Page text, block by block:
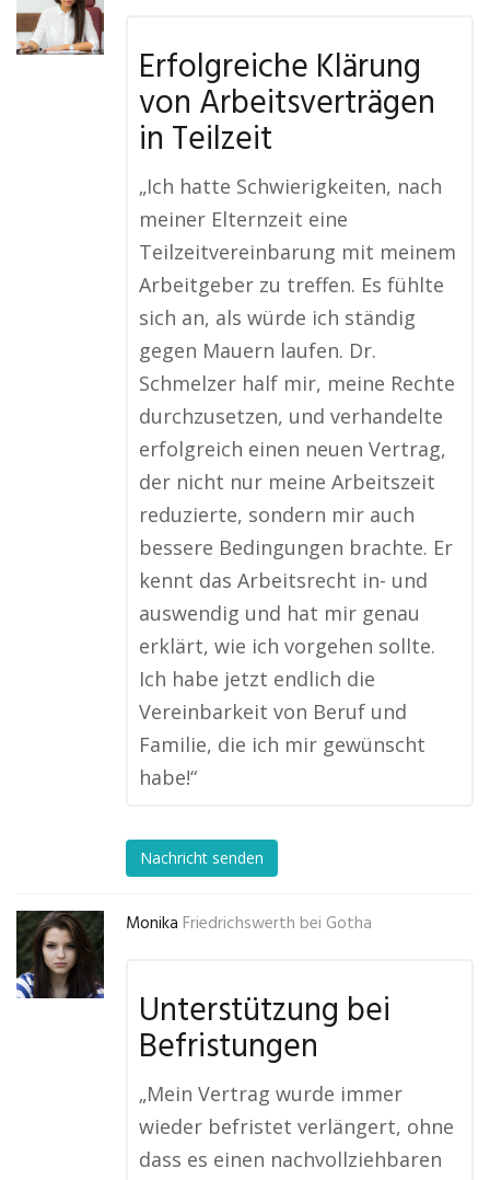
Erfolgreiche Klärung
von Arbeitsverträgen
in Teilzeit
„Ich hatte Schwierigkeiten, nach
meiner Elternzeit eine
Teilzeitvereinbarung mit meinem
Arbeitgeber zu treffen. Es fühlte
sich an, als würde ich ständig
gegen Mauern laufen. Dr.
Schmelzer half mir, meine Rechte
durchzusetzen, und verhandelte
erfolgreich einen neuen Vertrag,
der nicht nur meine Arbeitszeit
reduzierte, sondern mir auch
bessere Bedingungen brachte. Er
kennt das Arbeitsrecht in- und
auswendig und hat mir genau
erklärt, wie ich vorgehen sollte.
Ich habe jetzt endlich die
Vereinbarkeit von Beruf und
Familie, die ich mir gewünscht
habe!“
Nachricht senden
Monika Friedrichswerth bei Gotha
Unterstützung bei
Befristungen
„Mein Vertrag wurde immer
wieder befristet verlängert, ohne
dass es einen nachvollziehbaren